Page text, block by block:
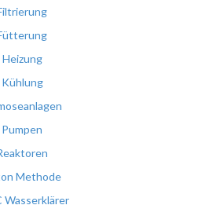
Heizung
Kühlung
Pumpen
Methode
Wasserklärer